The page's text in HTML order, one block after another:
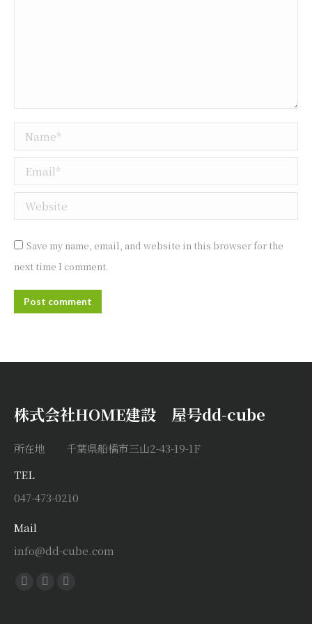
Name *
Email *
Website
Save my name, email, and website in this browser for the
next time I comment.
Post comment
株式会社HOME建設 屋号dd-cube
所在地 千葉県船橋市三山2-43-19-1F
TEL
047-473-0210
Mail
info@dd-cube.com
Find us on:
Facebook
X
Instagram